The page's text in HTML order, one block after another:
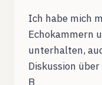
Ich habe mich
Echokammern
unterhalten,
Diskussion
B